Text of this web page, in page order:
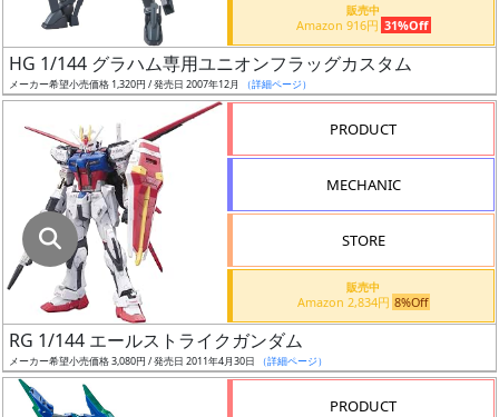
最
安
ボ
ク
ス
ア
販売中
Amazon 916円 31%Off
HG 1/144 グラハム専用ユニオンフラッグカスタム
メーカー希望小売価格 1,320円 / 発売日 2007年12月 （詳細ページ）
PRODUCT
MECHANIC
STORE
販売中
Amazon 2,834円 8%Off
RG 1/144 エールストライクガンダム
メーカー希望小売価格 3,080円 / 発売日 2011年4月30日 （詳細ページ）
PRODUCT